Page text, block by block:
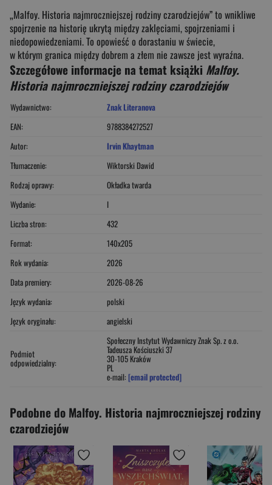
„Malfoy. Historia najmroczniejszej rodziny czarodziejów”to wnikliwe
spojrzenie na historię ukrytą między zaklęciami, spojrzeniami i
niedopowiedzeniami. To opowieść o dorastaniu w świecie,
w którym granica między dobrem a złem nie zawsze jest wyraźna.
Szczegółowe informacje na temat książki Malfoy.
Historia najmroczniejszej rodziny czarodziejów
Wydawnictwo:
Znak Literanova
EAN:
9788384272527
Autor:
Irvin Khaytman
Tłumaczenie:
Wiktorski Dawid
Rodzaj oprawy:
Okładka twarda
Wydanie:
I
Liczba stron:
432
Format:
140x205
Rok wydania:
2026
Data premiery:
2026-08-26
Język wydania:
polski
Język oryginału:
angielski
Podmiot
odpowiedzialny:
Społeczny Instytut Wydawniczy Znak Sp. z o.o.
Tadeusza Kościuszki 37
30-105 Kraków
PL
e-mail: [email protected]
Podobne do Malfoy. Historia najmroczniejszej rodziny
czarodziejów